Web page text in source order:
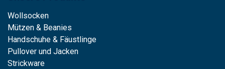
Wollsocken
Mützen & Beanies
Handschuhe & Fäustlinge
Pullover und Jacken
Strickware